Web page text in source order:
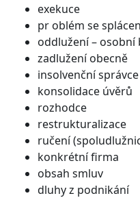
exekuce
pr oblém se
oddlužení –
zadlužení obecně
insolvenční správce
konsolidace úvěrů
rozhodce
restrukturalizace
ručení
konkrétní firma
obsah smluv
dluhy z podnikání